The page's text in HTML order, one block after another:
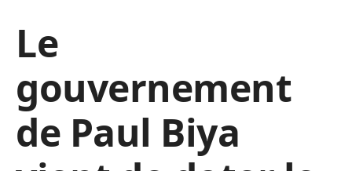
Le
gouvernement
de Paul Biya